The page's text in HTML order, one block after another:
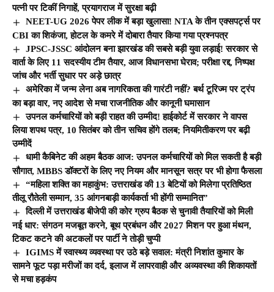
पत्नी पर टिकीं निगाहें, प्रयागराज में सुरक्षा बढ़ी
NEET-UG 2026 पेपर लीक में बड़ा खुलासा! NTA के तीन एक्सपर्ट्स पर
CBI का शिकंजा, होटल के कमरे में दोबारा तैयार किया गया प्रश्नपत्र
JPSC-JSSC आंदोलन बना झारखंड की सबसे बड़ी युवा लड़ाई! सरकार से
वार्ता के लिए 11 सदस्यीय टीम तैयार, आज विधानसभा घेराव; परीक्षा रद्द, निष्पक्ष
जांच और भर्ती सुधार पर अड़े छात्र
अमेरिका में जन्म लेना अब नागरिकता की गारंटी नहीं? बर्थ टूरिज्म पर ट्रंप
का बड़ा वार, नए आदेश से मचा राजनीतिक और कानूनी घमासान
उपनल कर्मचारियों को बड़ी राहत की उम्मीद! हाईकोर्ट में सरकार ने वापस
लिया शपथ पत्र, 10 सितंबर को तीन सचिव होंगे तलब; नियमितीकरण पर बढ़ी
उम्मीदें
धामी कैबिनेट की अहम बैठक आज: उपनल कर्मचारियों को मिल सकती है बड़ी
सौगात, MBBS डॉक्टरों के लिए नए नियम और मानसून सत्र पर भी होगा फैसला
“महिला शक्ति का महाकुंभ: उत्तराखंड की 13 बेटियों को मिलेगा प्रतिष्ठित
तीलू रौतेली सम्मान, 35 आंगनबाड़ी कार्यकर्ता भी होंगी सम्मानित”
दिल्ली में उत्तराखंड बीजेपी की कोर ग्रुप बैठक से चुनावी तैयारियों को मिली
नई धार: संगठन मजबूत करने, बूथ प्रबंधन और 2027 मिशन पर हुआ मंथन,
टिकट कटने की अटकलों पर पार्टी ने तोड़ी चुप्पी
IGIMS में स्वास्थ्य व्यवस्था पर उठे बड़े सवाल: मंत्री निशांत कुमार के
सामने फूट पड़ा मरीजों का दर्द, इलाज में लापरवाही और अव्यवस्था की शिकायतों
से मचा हड़कंप